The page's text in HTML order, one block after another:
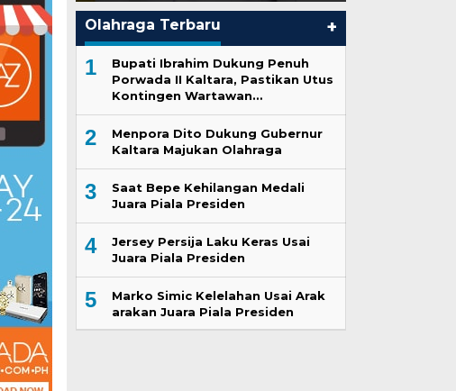
Olahraga Terbaru +
1
Bupati Ibrahim Dukung Penuh
Porwada II Kaltara, Pastikan Utus
Kontingen Wartawan…
2
Menpora Dito Dukung Gubernur
Kaltara Majukan Olahraga
3
Saat Bepe Kehilangan Medali
Juara Piala Presiden
4
Jersey Persija Laku Keras Usai
Juara Piala Presiden
5
Marko Simic Kelelahan Usai Arak
arakan Juara Piala Presiden